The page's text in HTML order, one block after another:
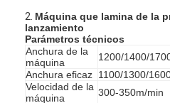
2. Máquina que lamina de la
lanzamiento
Parámetros técnicos
Anchura de la
máquina
1200/1400/
Anchura eficaz 1100/1300/
Velocidad de la
máquina
300-350m/min